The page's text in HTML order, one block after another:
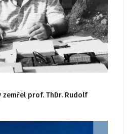
prof. ThDr. Rudolf